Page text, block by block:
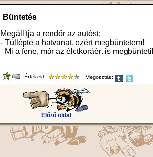
Büntetés
Megállítja a rendőr az autóst:
- Túllépte a hatvanat, ezért megbüntetem!
- Mi a fene, már az életkoráért is
Értékeld! Megosztás:
Előző oldal